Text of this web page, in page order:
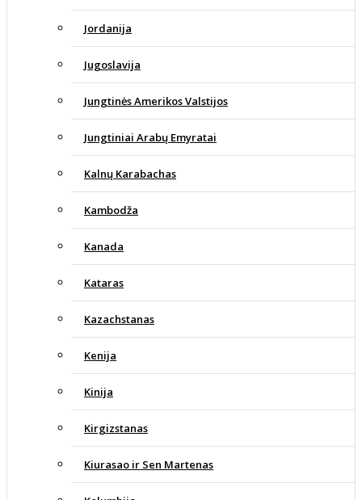
Jordanija
Jugoslavija
Jungtinės Amerikos Valstijos
Jungtiniai Arabų Emyratai
Kalnų Karabachas
Kambodža
Kanada
Kataras
Kazachstanas
Kenija
Kinija
Kirgizstanas
Kiurasao ir Sen Martenas